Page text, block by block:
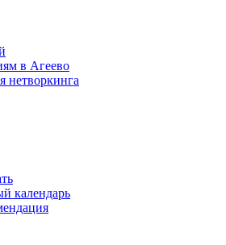
в Агеево
нетворкинга
календарь